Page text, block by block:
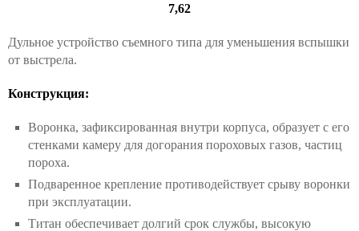
7,62
Дульное устройство съемного типа для уменьшения вспышки
от выстрела.
Конструкция:
Воронка, зафиксированная внутри корпуса, образует с его
стенками камеру для догорания пороховых газов, частиц
пороха.
Подваренное крепление противодействует срыву воронки
при эксплуатации.
Титан обеспечивает долгий срок службы, высокую